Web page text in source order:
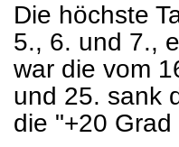
Die höchste
5., 6. und 7.,
war die vom
und 25. sank
die "+20 Grad